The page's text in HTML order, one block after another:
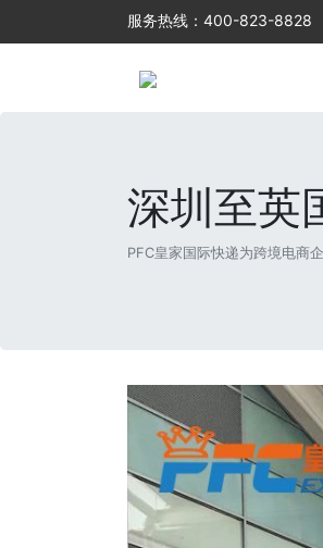
服务热线：400-823-8828
深圳至英
PFC皇家国际快递为跨境电商